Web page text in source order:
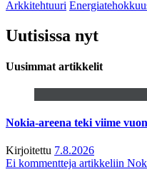
Arkkitehtuuri
Uutisissa nyt
Uusimmat artikkelit
Nokia-areena teki viime
Kirjoitettu 7.8.2026
Ei kommentteja artikkeliin